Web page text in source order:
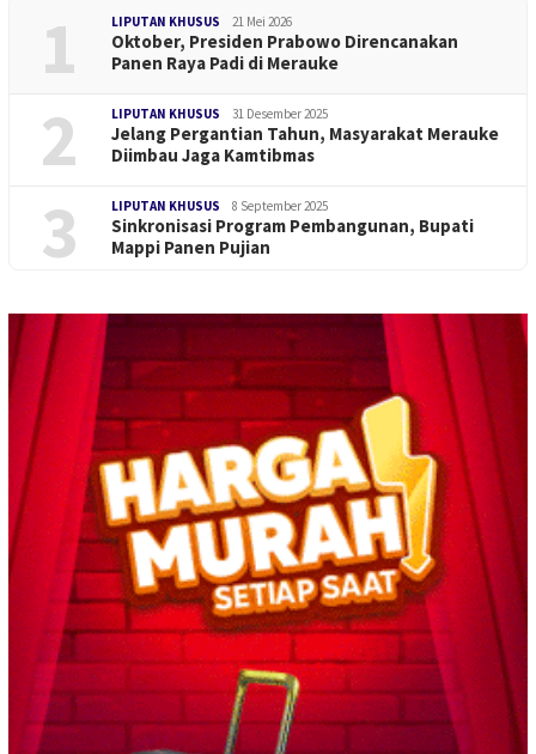
1 LIPUTAN KHUSUS 21 Mei 2026
Oktober, Presiden Prabowo Direncanakan
Panen Raya Padi di Merauke
2 LIPUTAN KHUSUS 31 Desember 2025
Jelang Pergantian Tahun, Masyarakat Merauke
Diimbau Jaga Kamtibmas
3 LIPUTAN KHUSUS 8 September 2025
Sinkronisasi Program Pembangunan, Bupati
Mappi Panen Pujian